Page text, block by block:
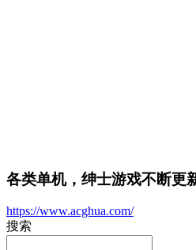
各类单机，绅士游戏不断更
https://www.acghua.com/
搜索